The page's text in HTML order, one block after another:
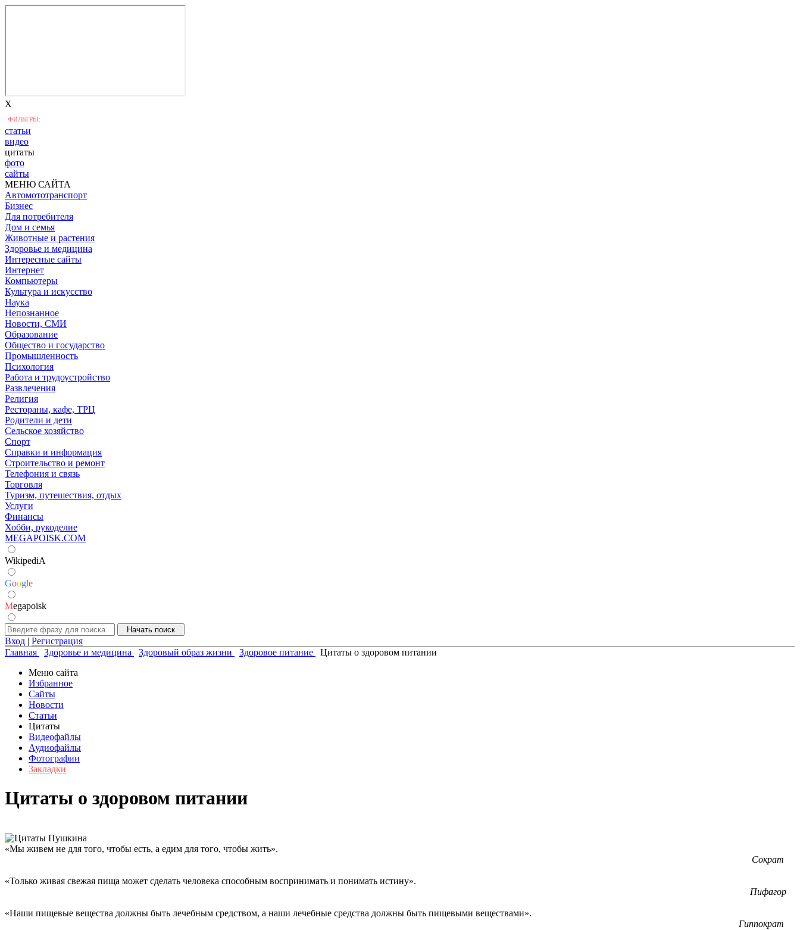
X
ФИЛЬТРЫ:
статьи
видео
цитаты
фото
сайты
МЕНЮ САЙТА
Автомототранспорт
Бизнес
Для потребителя
Дом и семья
Животные и растения
Здоровье и медицина
Интересные сайты
Интернет
Компьютеры
Культура и искусство
Наука
Непознанное
Новости, СМИ
Образование
Общество и государство
Промышленность
Психология
Работа и трудоустройство
Развлечения
Религия
Рестораны, кафе, ТРЦ
Родители и дети
Сельское хозяйство
Спорт
Справки и информация
Строительство и ремонт
Телефония и связь
Торговля
Туризм, путешествия, отдых
Услуги
Финансы
Хобби, рукоделие
MEGAPOISK.COM
WikipediA
Google
Megapoisk
Вход | Регистрация
Главная
Здоровье и медицина Здоровый образ жизни Здоровое питание
Цитаты о здоровом питании
Меню сайта
Избранное
Сайты
Новости
Статьи
Цитаты
Видеофайлы
Аудиофайлы
Фотографии
Закладки
Цитаты о здоровом питании
«Мы живем не для того, чтобы есть, а едим для того, чтобы жить».
Сократ
«Только живая свежая пища может сделать человека способным воспринимать и понимать истину».
Пифагор
«Наши пищевые вещества должны быть лечебным средством, а наши лечебные средства должны быть пищевыми веществами».
Гиппократ